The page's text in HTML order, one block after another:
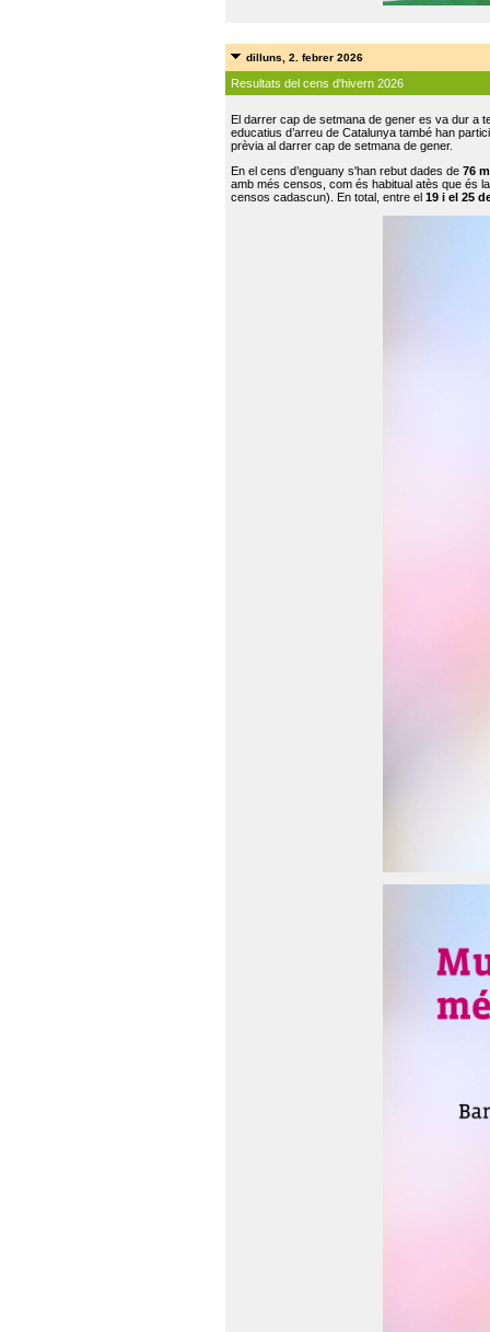
dilluns, 2. febrer 2026
Resultats del cens d'hivern 2026
El darrer cap de setmana de gener es va dur a
educatius d’arreu de Catalunya també han
prèvia al darrer cap de setmana de gener.
En el cens d’enguany s'han rebut dades de 76
amb més censos, com és habitual atès que és
censos cadascun). En total, entre el 19 i el 25